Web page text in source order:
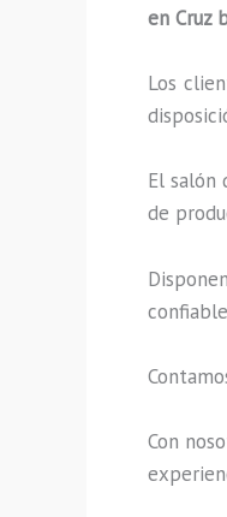
en Cruz
Los
El salón
de
Con